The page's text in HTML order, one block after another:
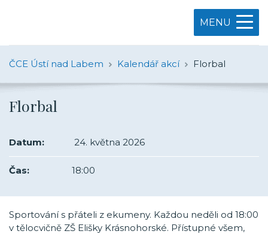
MENU
ČCE Ústí nad Labem Kalendář akcí Florbal
Florbal
Datum: 24. května 2026
Čas: 18:00
Sportování s přáteli z ekumeny. Každou neděli od 18:00
v tělocvičně ZŠ Elišky Krásnohorské. Přístupné všem,